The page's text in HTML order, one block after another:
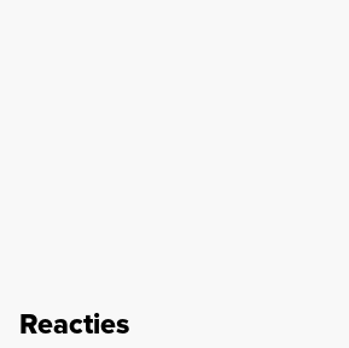
Reacties